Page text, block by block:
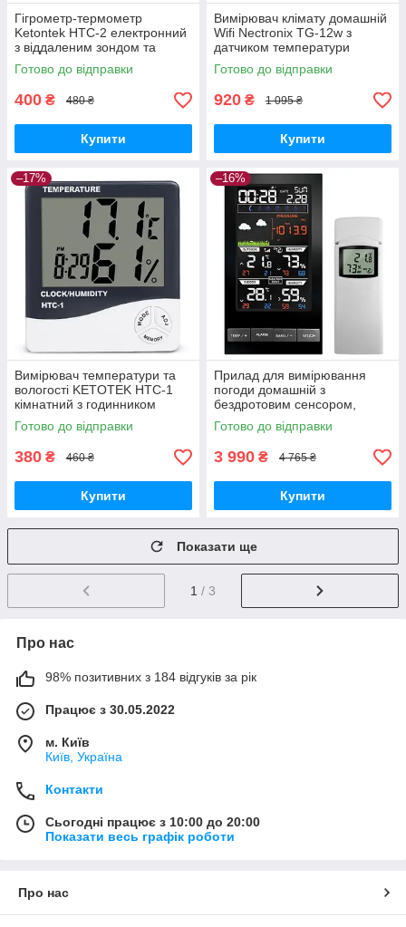
Гігрометр-термометр
Ketontek НТС-2 електронний
з віддаленим зондом та
функцією часу GoodPlace -
worry-free-shopping-
Готово до відправки
400 ₴ 480 ₴
Купити
Вимірювач клімату домашній
Wifi Nectronix TG-12w з
датчиком температури
вологості та Tuya GoodPlace -
worry-free-shopping-
Готово до відправки
920 ₴ 1 095 ₴
Купити
–17%
Вимірювач температури та
вологості KETOTEK НТС-1
кімнатний з годинником
цифровий GoodPlace -worry-
free-shopping-
Готово до відправки
380 ₴ 460 ₴
Купити
–16%
Прилад для вимірювання
погоди домашній з
бездротовим сенсором,
вологості та тиску Vlike
VL2810 GoodPlace -worry-
Готово до відправки
3 990 ₴ 4 765 ₴
Купити
Показати ще
1 / 3
Про нас
98% позитивних з 184 відгуків за рік
Працює з 30.05.2022
м. Київ
Київ, Україна
Контакти
Сьогодні працює з 10:00 до 20:00
Показати весь графік роботи
Про нас